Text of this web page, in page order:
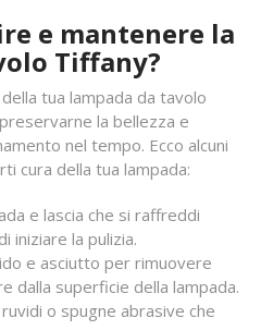
e mantenere la
Tiffany?
tua lampada da tavolo
la bellezza e
nel tempo. Ecco alcuni
cura della tua lampada:
e lascia che si raffreddi
iniziare la pulizia.
e asciutto per rimuovere
dalla superficie della lampada.
o spugne abrasive che